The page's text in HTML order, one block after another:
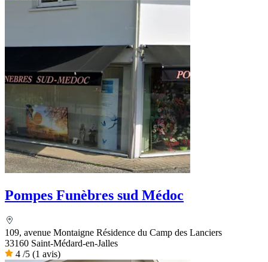
Pompes Funèbres sud Médoc
109, avenue Montaigne Résidence du Camp des Lanciers
33160 Saint-Médard-en-Jalles
4 /5 (1 avis)